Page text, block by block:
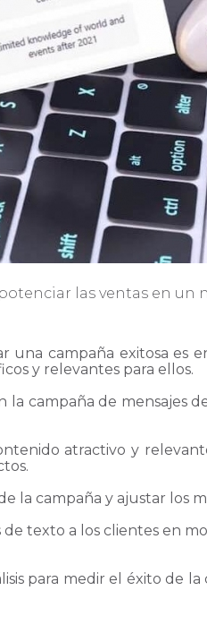
las ventas en un
una campaña exitosa es
y relevantes para ellos.
campaña de mensajes
atractivo y
la campaña y ajustar los
texto a los clientes en
para medir el éxito de